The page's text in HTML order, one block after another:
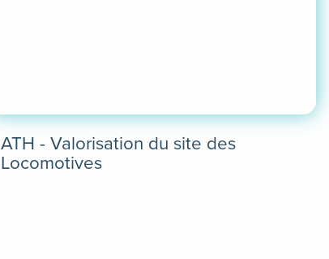
ATH - Valorisation du site des
Locomotives